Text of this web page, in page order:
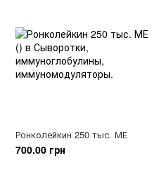
Ронколейкин 250 тыс. МЕ
700.00 грн